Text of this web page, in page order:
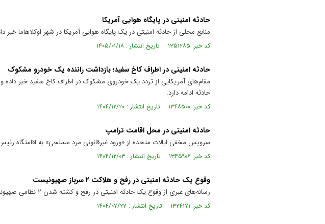
حادثه امنیتی در پایگاه هوایی آمریکا
منابع محلی از حادثه امنیتی در یک پایگاه هوایی آمریکا در شهر اوکلاهاما خبر
کد خبر: ۱۳۵۱۲۸۵ تاریخ انتشار : ۱۴۰۵/۰۱/۱۸
حادثه امنیتی در اطراف کاخ سفید؛ بازداشت راننده یک خودرو مشکوک
مقام‌های آمریکایی از تردد یک خودروی مشکوک در اطراف کاخ سفید خبر داده و
حادثه ادامه دارد.
کد خبر: ۱۳۴۸۵۰۰ تاریخ انتشار : ۱۴۰۴/۱۲/۲۰
حادثه امنیتی در محل اقامت ترامپ
سرویس مخفی ایالات متحده از «ورود غیرقانونی مرد مسلحی» به اقامتگاه
کد خبر: ۱۳۴۵۹۰۶ تاریخ انتشار : ۱۴۰۴/۱۲/۰۳
وقوع یک حادثه امنیتی در رفح و هلاکت ۲ سرباز صهیونیست
رسانه‌های عبری از وقوع یک حادثه امنیتی در رفح و کشته شدن ۲ نظامی صهیونیست در این حادثه خبر دادند.
کد خبر: ۱۳۲۴۱۷۱ تاریخ انتشار : ۱۴۰۴/۰۷/۲۷